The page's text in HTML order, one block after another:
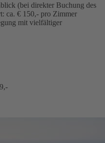
(bei direkter Buchung des
ca. € 150,- pro Zimmer
mit vielfältiger